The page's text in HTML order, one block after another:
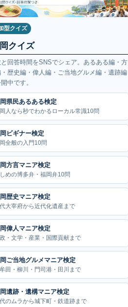
型クイズ
クイズ
と回答時間をSNSでシェア。あるある編・方
歴史編・偉人編・ご当地グルメ編・遺跡編
中です。
県民あるある検定
人なら秒でわかるローカル常識10問
ビギナー検定
全般の入門10問
方言マニア検定
めの博多弁・福岡弁10問
歴史マニア検定
大宰府から近代化遺産まで
偉人マニア検定
・文学・産業・国際貢献まで
ご当地グルメマニア検定
田・柳川・門司港・田川まで
遺跡・遺構マニア検定
のムラから城下町・鉄道跡まで